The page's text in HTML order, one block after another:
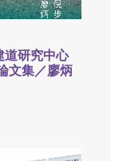
道研究中心
文集／廖炳